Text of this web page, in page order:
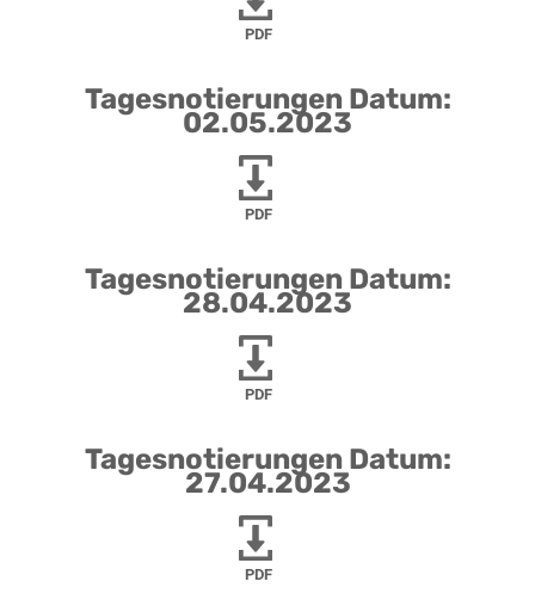
PDF
Tagesnotierungen Datum:
02.05.2023
PDF
Tagesnotierungen Datum:
28.04.2023
PDF
Tagesnotierungen Datum:
27.04.2023
PDF